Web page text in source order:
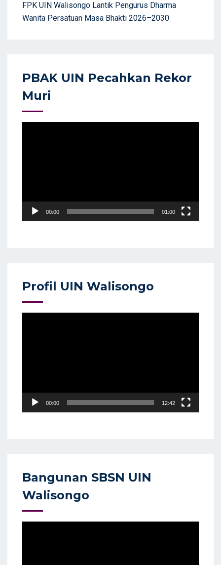
FPK UIN Walisongo Lantik Pengurus Dharma
Wanita Persatuan Masa Bhakti 2026–2030
PBAK UIN Pecahkan Rekor
Muri
00:00 01:00
Profil UIN Walisongo
00:00 12:42
Bangunan SBSN UIN
Walisongo